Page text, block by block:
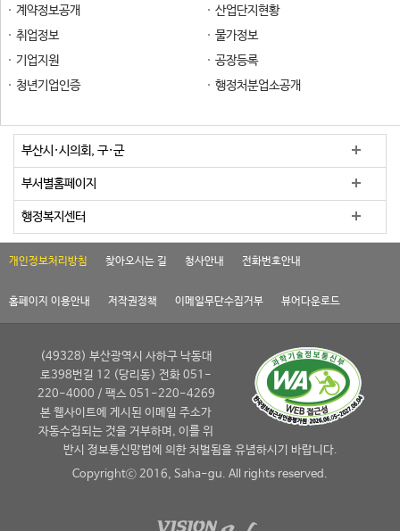
계약정보공개
산업단지현황
취업정보
물가정보
기업지원
공장등록
청년기업인증
행정처분업소공개
부산시·시의회, 구·군
부서별홈페이지
행정복지센터
개인정보처리방침 찾아오시는 길 청사안내 전화번호안내
홈페이지 이용안내 저작권정책 이메일무단수집거부 뷰어다운로드
(49328) 부산광역시 사하구 낙동대
로398번길 12 (당리동) 전화 051-
220-4000 / 팩스 051-220-4269
본 웹사이트에 게시된 이메일 주소가
자동수집되는 것을 거부하며, 이를 위
반시 정보통신망법에 의한 처벌됨을 유념하시기 바랍니다.
Copyrightⓒ 2016, Saha-gu. All rights reserved.